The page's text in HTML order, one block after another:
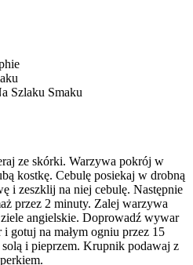
Szlaku Smaku
ze skórki. Warzywa pokrój w
kostkę. Cebulę posiekaj w drobną
i zeszklij na niej cebulę. Następnie
przez 2 minuty. Zalej warzywa
angielskie. Doprowadź wywar
gotuj na małym ogniu przez 15
i pieprzem. Krupnik podawaj z